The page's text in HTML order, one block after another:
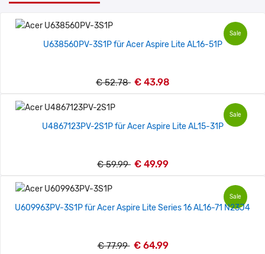
Sale
U638560PV-3S1P für Acer Aspire Lite AL16-51P
€ 52.78 € 43.98
Sale
U4867123PV-2S1P für Acer Aspire Lite AL15-31P
€ 59.99 € 49.99
Sale
U609963PV-3S1P für Acer Aspire Lite Series 16 AL16-71 N23J4
€ 77.99 € 64.99